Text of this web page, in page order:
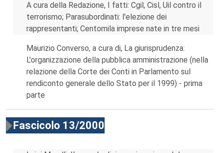
A cura della Redazione, I fatti: Cgil, Cisl, Uil contro il
terrorismo; Parasubordinati: l'elezione dei
rappresentanti; Centomila imprese nate in tre mesi
Maurizio Converso, a cura di, La giurisprudenza:
L'organizzazione della pubblica amministrazione (nella
relazione della Corte dei Conti in Parlamento sul
rendiconto generale dello Stato per il 1999) - prima
parte
Fascicolo 13/2000